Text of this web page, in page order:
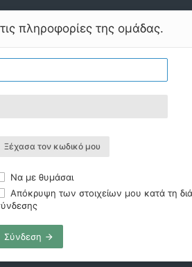
πληροφορίες της ομάδας.
Ξέχασα τον κωδικό μου
Να με θυμάσαι
Απόκρυψη των στοιχείων μου κατά τη
Σύνδεση